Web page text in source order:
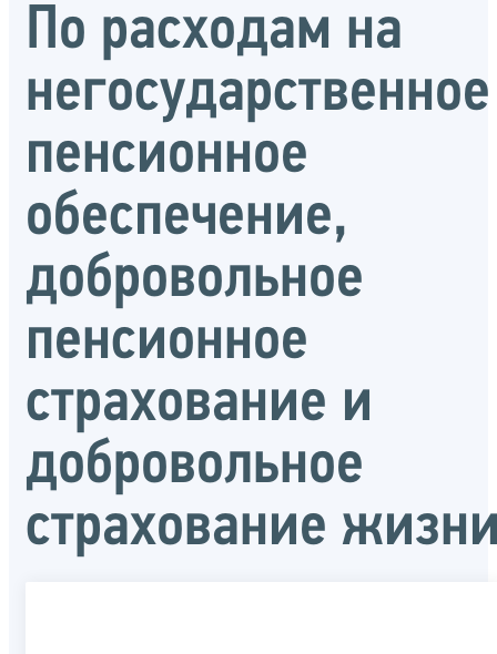
По расходам на
негосударственное
пенсионное
обеспечение,
добровольное
пенсионное
страхование и
добровольное
страхование